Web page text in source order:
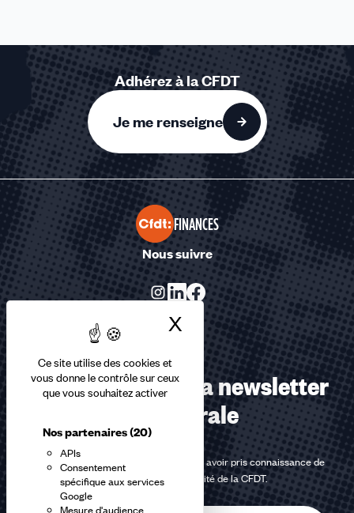
Ce site utilise des cookies et
vous donne le contrôle sur ceux
que vous souhaitez activer
Nos partenaires(20)
APIs
Consentement
spécifique aux services
Google
Mesure d'audience
X Masquer le
Adhérez à la CFDT
Je me renseigne
FINANCES
Nous suivre
Abonnez-vous à la newsletter
confédérale
En m'inscrivant à la newsletter, j'affirme avoir pris connaissance de
lapolitique de confidentialité de la CFDT.